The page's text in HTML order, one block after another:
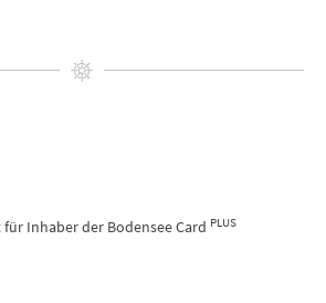
Inhaber der Bodensee Card PLUS